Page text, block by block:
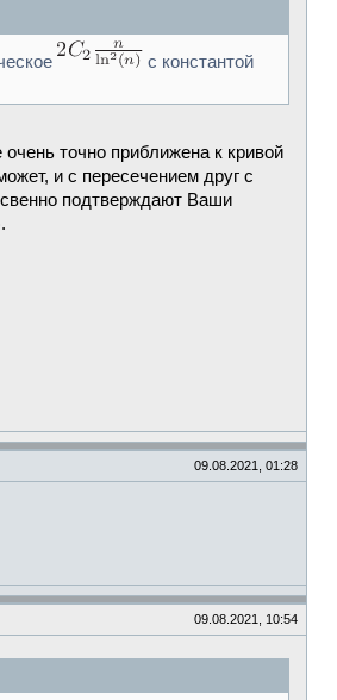
с константой
точно приближена к кривой
и с пересечением друг с
подтверждают Ваши
09.08.2021, 01:28
09.08.2021, 10:54